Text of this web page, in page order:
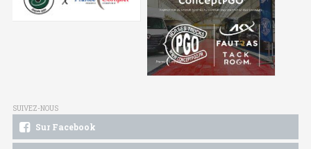
SUIVEZ-NOUS
Sur Facebook